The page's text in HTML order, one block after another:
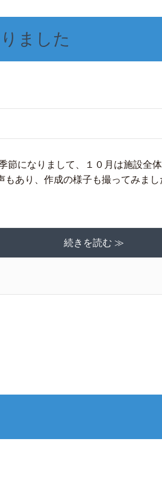
ました
になりまして、１０月は施設全
もあり、作成の様子も撮ってみま
続きを読む ≫